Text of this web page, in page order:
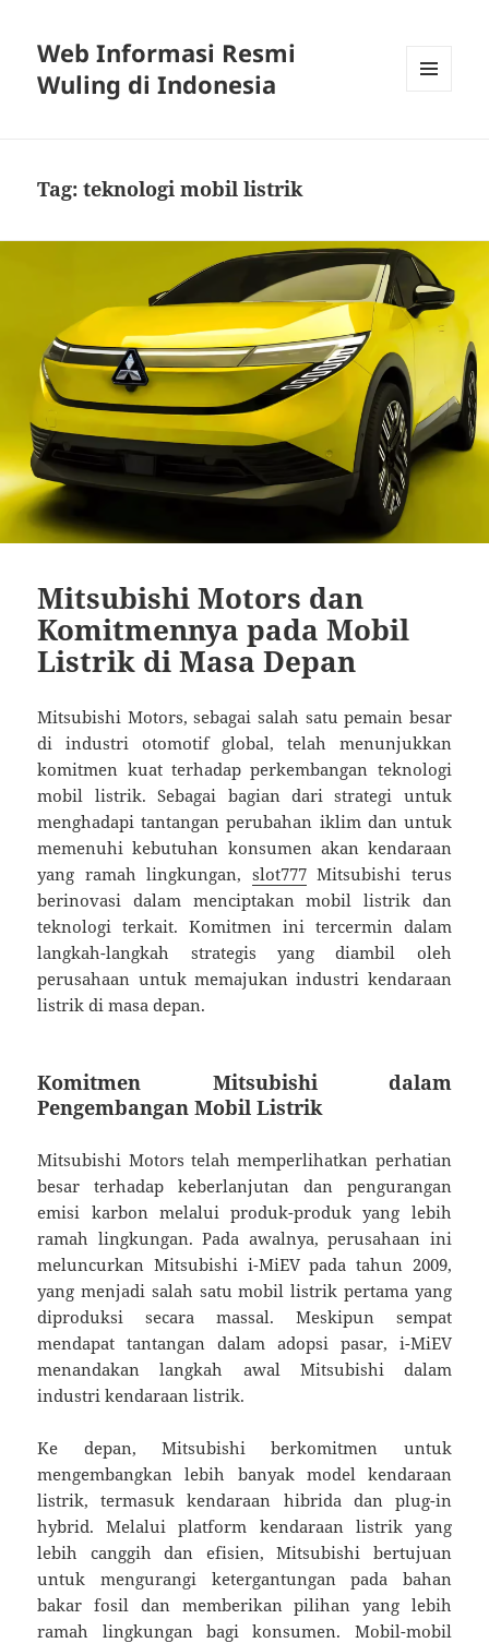
Web Informasi Resmi
Wuling di Indonesia
Tag:teknologi mobil listrik
Mitsubishi Motors dan
Komitmennya pada Mobil
Listrik di Masa Depan
Mitsubishi Motors, sebagai salah satu pemain besar
di industri otomotif global, telah menunjukkan
komitmen kuat terhadap perkembangan teknologi
mobil listrik. Sebagai bagian dari strategi untuk
menghadapi tantangan perubahan iklim dan untuk
memenuhi kebutuhan konsumen akan kendaraan
yang ramah lingkungan, slot777Mitsubishi terus
berinovasi dalam menciptakan mobil listrik dan
teknologi terkait. Komitmen ini tercermin dalam
langkah-langkah strategis yang diambil oleh
perusahaan untuk memajukan industri kendaraan
listrik di masa depan.
Komitmen Mitsubishi dalam
Pengembangan Mobil Listrik
Mitsubishi Motors telah memperlihatkan perhatian
besar terhadap keberlanjutan dan pengurangan
emisi karbon melalui produk-produk yang lebih
ramah lingkungan. Pada awalnya, perusahaan ini
meluncurkan Mitsubishi i-MiEV pada tahun 2009,
yang menjadi salah satu mobil listrik pertama yang
diproduksi secara massal. Meskipun sempat
mendapat tantangan dalam adopsi pasar, i-MiEV
menandakan langkah awal Mitsubishi dalam
industri kendaraan listrik.
Ke depan, Mitsubishi berkomitmen untuk
mengembangkan lebih banyak model kendaraan
listrik, termasuk kendaraan hibrida dan plug-in
hybrid. Melalui platform kendaraan listrik yang
lebih canggih dan efisien, Mitsubishi bertujuan
untuk mengurangi ketergantungan pada bahan
bakar fosil dan memberikan pilihan yang lebih
ramah lingkungan bagi konsumen. Mobil-mobil